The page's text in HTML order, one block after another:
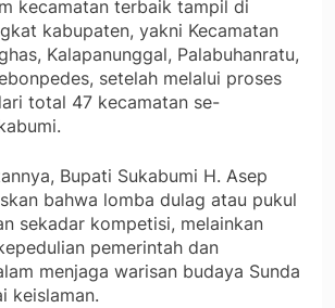
kecamatan terbaik tampil di
kabupaten, yakni Kecamatan
Kalapanunggal, Palabuhanratu,
setelah melalui proses
total 47 kecamatan se-
Bupati Sukabumi H. Asep
bahwa lomba dulag atau pukul
sekadar kompetisi, melainkan
pemerintah dan
menjaga warisan budaya Sunda
keislaman.